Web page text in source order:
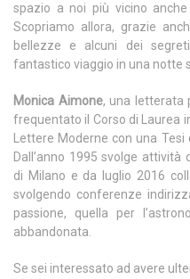
spazio a noi più vicino
Scopriamo allora, grazie
bellezze e alcuni dei
fantastico viaggio in una notte
Monica Aimone, una letterata
frequentato il Corso di Laurea
Lettere Moderne con una
Dall’anno 1995 svolge
di Milano e da luglio 2016
svolgendo conferenze
passione, quella per
abbandonata.
Se sei interessato ad avere